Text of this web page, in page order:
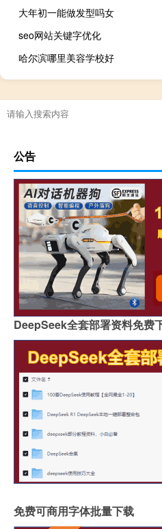
大年初一能做发型吗女
seo网站关键字优化
哈尔滨哪里美容学校好
公告
DeepSeek全套部署资料免费
免费可商用字体批量下载